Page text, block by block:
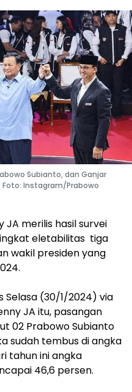
Subianto, dan Ganjar
Instagram/Prabowo
JA merilis hasil survei
eletabilitas tiga
wakil presiden yang
Selasa (30/1/2024) via
JA itu, pasangan
02 Prabowo Subianto
sudah tembus di angka
tahun ini angka
46,6 persen.